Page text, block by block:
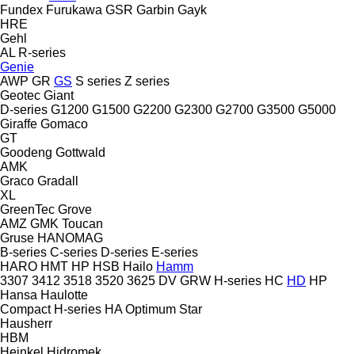
Fundex Furukawa GSR Garbin Gayk
HRE
Gehl
AL R-series
Genie
AWP GR GS S series Z series
Geotec Giant
D-series G1200 G1500 G2200 G2300 G2700 G3500 G5000
Giraffe Gomaco
GT
Goodeng Gottwald
AMK
Graco Gradall
XL
GreenTec Grove
AMZ GMK Toucan
Gruse HANOMAG
B-series C-series D-series E-series
HARO HMT HP HSB Hailo Hamm
3307 3412 3518 3520 3625 DV GRW H-series HC HD HP
Hansa Haulotte
Compact H-series HA Optimum Star
Hausherr
HBM